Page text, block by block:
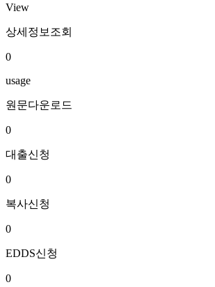
View
상세정보조회
0
usage
원문다운로드
0
대출신청
0
복사신청
0
EDDS신청
0